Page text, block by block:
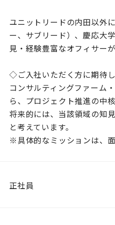
ユニットリードの内田以外
ー、サブリード）、慶応大
見・経験豊富なオフィサー
◇ご入社いただく方に期待
コンサルティングファーム
ら、プロジェクト推進の中
将来的には、当該領域の知
と考えています。
※具体的なミッションは、
正社員